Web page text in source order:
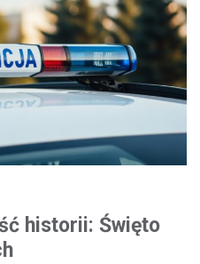
historii: Święto